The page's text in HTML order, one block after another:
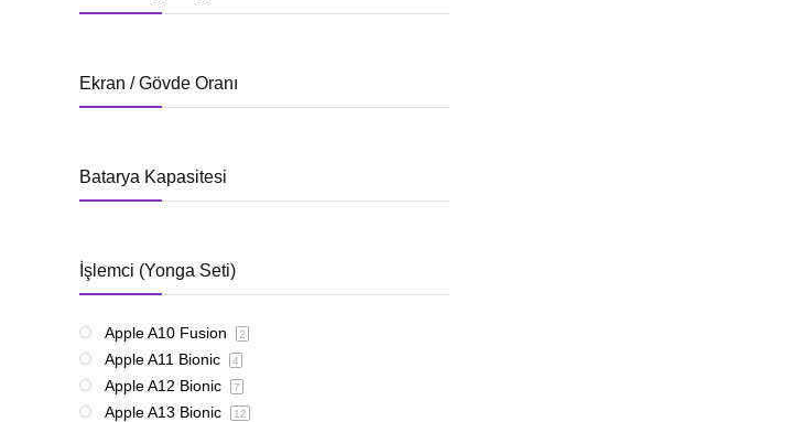
Ekran / Gövde Oranı
Batarya Kapasitesi
İşlemci (Yonga Seti)
Apple A10 Fusion 2
Apple A11 Bionic 4
Apple A12 Bionic 7
Apple A13 Bionic 12